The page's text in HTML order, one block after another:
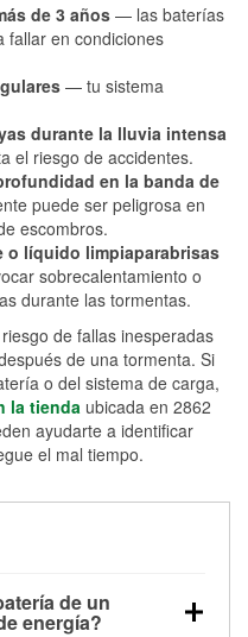
de 3 años — las baterías
fallar en condiciones
— tu sistema
durante la lluvia intensa
el riesgo de accidentes.
en la banda de
puede ser peligrosa en
escombros.
o líquido limpiaparabrisas
sobrecalentamiento o
durante las tormentas.
de fallas inesperadas
de una tormenta. Si
o del sistema de carga,
la tienda ubicada en 2862
ayudarte a identificar
el mal tiempo.
de un
energía?